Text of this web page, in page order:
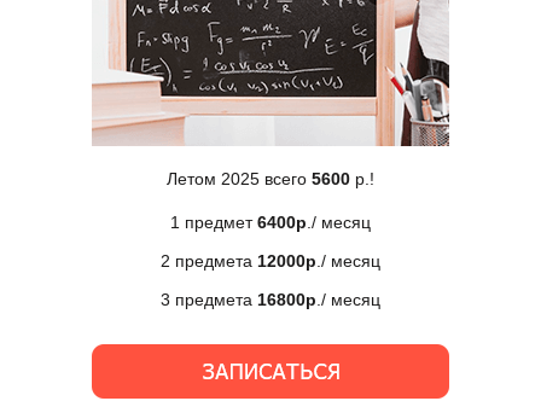
Летом 2025 всего 5600 р.!
1 предмет6400р ./ месяц
2 предмета 12000р ./ месяц
3 предмета 16800р ./ месяц